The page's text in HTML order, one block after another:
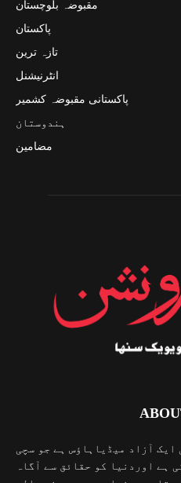
مقبوضہ بلوچستان
پاکستان
تازہ ترین
انٹرنیشنل
پاکستانی مقبوضہ کشمیر
ہندوستان
مضامین
ایک آزاد میڈیاہاؤس ہے جو سچی
ہے اوردنیا کو حقائق سے آگاہ